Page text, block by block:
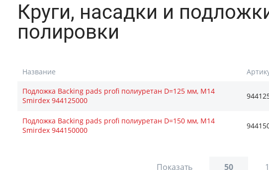
Круги, насадки и
полировки
Название
Подложка Backing pads profi полиуретан D=125 мм, М14
Smirdex 944125000
Подложка Backing pads profi полиуретан D=150 мм, М14
Smirdex 944150000
Показать 50